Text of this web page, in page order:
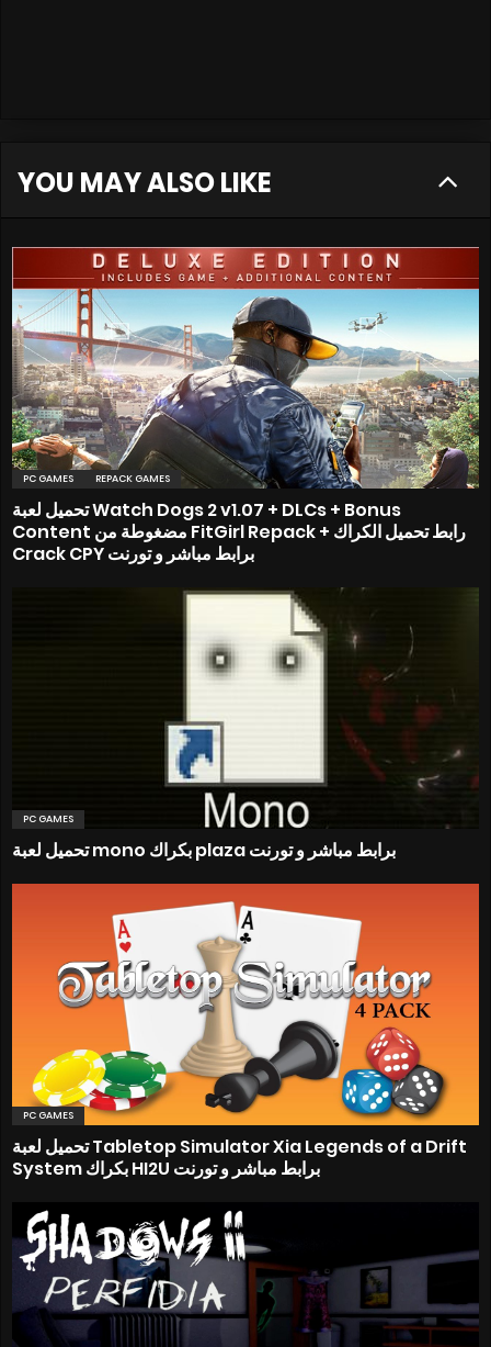
YOU MAY ALSO LIKE
PC GAMES REPACK GAMES
تحميل لعبة Watch Dogs 2 v1.07 + DLCs + Bonus
Content مضغوطة من FitGirl Repack + رابط تحميل الكراك
Crack CPY برابط مباشر و تورنت
PC GAMES
تحميل لعبة mono بكراك plaza برابط مباشر و تورنت
PC GAMES
تحميل لعبة Tabletop Simulator Xia Legends of a Drift
System بكراك HI2U برابط مباشر و تورنت